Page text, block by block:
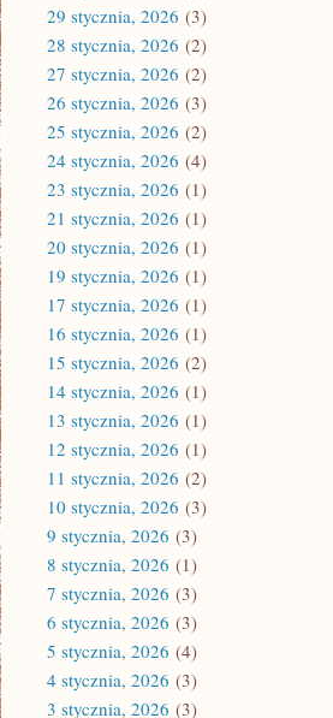
29 stycznia, 2026 (3)
28 stycznia, 2026 (2)
27 stycznia, 2026 (2)
26 stycznia, 2026 (3)
25 stycznia, 2026 (2)
24 stycznia, 2026 (4)
23 stycznia, 2026 (1)
21 stycznia, 2026 (1)
20 stycznia, 2026 (1)
19 stycznia, 2026 (1)
17 stycznia, 2026 (1)
16 stycznia, 2026 (1)
15 stycznia, 2026 (2)
14 stycznia, 2026 (1)
13 stycznia, 2026 (1)
12 stycznia, 2026 (1)
11 stycznia, 2026 (2)
10 stycznia, 2026 (3)
9 stycznia, 2026 (3)
8 stycznia, 2026 (1)
7 stycznia, 2026 (3)
6 stycznia, 2026 (3)
5 stycznia, 2026 (4)
4 stycznia, 2026 (3)
3 stycznia, 2026 (3)